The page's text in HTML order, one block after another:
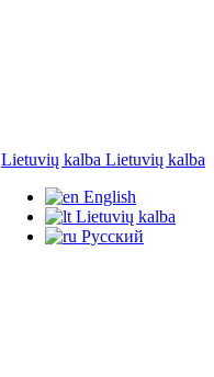
Lietuvių kalba Lietuvių kalba
English
Lietuvių kalba
Русский